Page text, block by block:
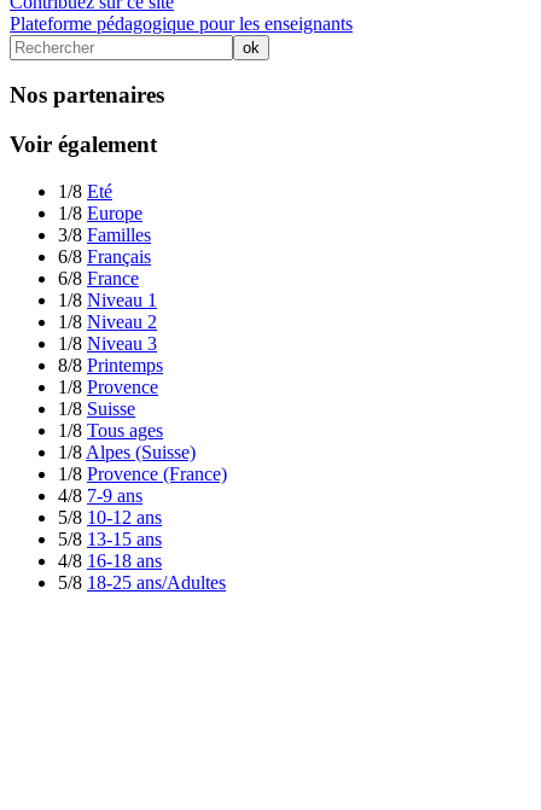
Plateforme pédagogique pour les enseignants
Nos partenaires
Voir également
1/8 Eté
1/8 Europe
3/8 Familles
6/8 Français
6/8 France
1/8 Niveau 1
1/8 Niveau 2
1/8 Niveau 3
8/8 Printemps
1/8 Provence
1/8 Suisse
1/8 Tous ages
1/8 Alpes (Suisse)
1/8 Provence (France)
4/8 7-9 ans
5/8 10-12 ans
5/8 13-15 ans
4/8 16-18 ans
5/8 18-25 ans/Adultes